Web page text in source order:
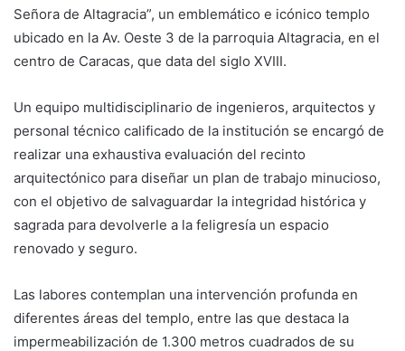
Señora de Altagracia”, un emblemático e icónico templo
ubicado en la Av. Oeste 3 de la parroquia Altagracia, en el
centro de Caracas, que data del siglo XVIII.
Un equipo multidisciplinario de ingenieros, arquitectos y
personal técnico calificado de la institución se encargó de
realizar una exhaustiva evaluación del recinto
arquitectónico para diseñar un plan de trabajo minucioso,
con el objetivo de salvaguardar la integridad histórica y
sagrada para devolverle a la feligresía un espacio
renovado y seguro.
Las labores contemplan una intervención profunda en
diferentes áreas del templo, entre las que destaca la
impermeabilización de 1.300 metros cuadrados de su